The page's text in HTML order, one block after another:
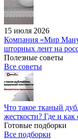
15 июля 2026
Компания «Мир
шторных лент на
Полезные советы
Все советы
Что такое тканый
жесткости? Где и
Готовые подборки
Все подборки